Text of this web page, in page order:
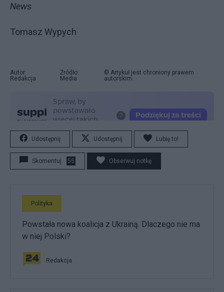
News
Tomasz Wypych
Autor:
Redakcja
Źródło:
Media
© Artykuł jest chroniony prawem
autorskim.
Udostępnij Udostępnij Lubię to!
Skomentuj 55 Obserwuj notkę
Polityka
Powstała nowa koalicja z Ukrainą. Dlaczego nie ma
w niej Polski?
Redakcja